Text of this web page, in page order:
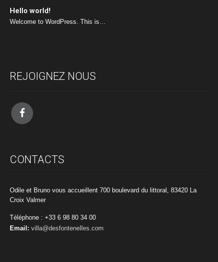
Hello world!
Welcome to WordPress. This is…
REJOIGNEZ NOUS
CONTACTS
Odile et Bruno vous accueillent 700 boulevard du littoral, 83420 La
Croix Valmer
Téléphone : +33 6 98 80 34 00
Email: villa@desfontenelles.com